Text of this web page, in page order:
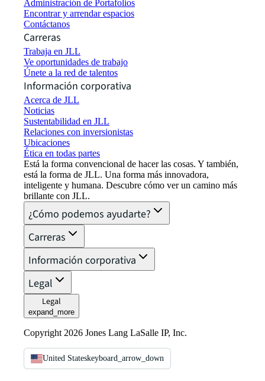
Administración de Portafolios
Encontrar y arrendar espacios
Contáctanos
Carreras
Trabaja en JLL
Ve oportunidades de trabajo
Únete a la red de talentos
Información corporativa
Acerca de JLL
Noticias
Sustentabilidad en JLL
Relaciones con inversionistas
Ubicaciones
Ética en todas partes
Está la forma convencional de hacer las cosas. Y también,
está la forma de JLL. Una forma más innovadora,
inteligente y humana. Descubre cómo ver un camino más
brillante con JLL.
¿Cómo podemos ayudarte?
Carreras
Información corporativa
Legal
Legal
expand_more
Copyright 2026 Jones Lang LaSalle IP, Inc.
United Stateskeyboard_arrow_down